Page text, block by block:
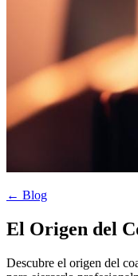
← Blog
El Origen del
Descubre el origen del